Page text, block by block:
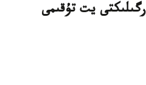
يت تۇقىمى